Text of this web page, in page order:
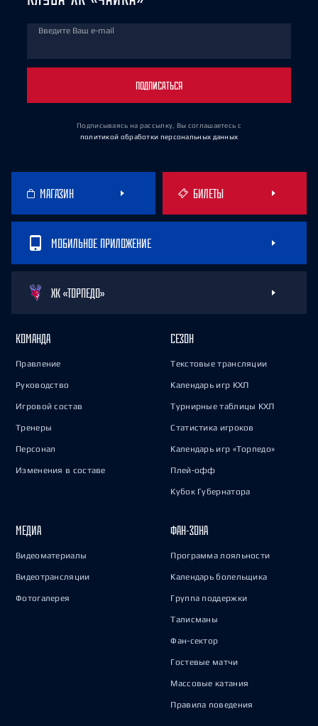
Введите Ваш e-mail
ПОДПИСАТЬСЯ
Подписываясь на рассылку, Вы соглашаетесь с
политикой обработки персональных данных
МАГАЗИН БИЛЕТЫ
МОБИЛЬНОЕ ПРИЛОЖЕНИЕ
ХК «ТОРПЕДО»
КОМАНДА
Правление
Руководство
Игровой состав
Тренеры
Персонал
Изменения в составе
СЕЗОН
Текстовые трансляции
Календарь игр КХЛ
Турнирные таблицы КХЛ
Статистика игроков
Календарь игр «Торпедо»
Плей-офф
Кубок Губернатора
МЕДИА
Видеоматериалы
Видеотрансляции
Фотогалерея
ФАН-ЗОНА
Программа лояльности
Календарь болельщика
Группа поддержки
Талисманы
Фан-сектор
Гостевые матчи
Массовые катания
Правила поведения